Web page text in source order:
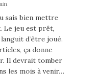
sais bien mettre
Le jeu est prêt,
d’être joué.
ça donne
Il devrait tomber
les mois à venir…